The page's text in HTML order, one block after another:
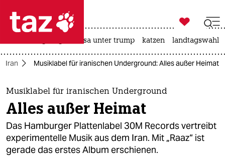
 taz zahl ich
taz zahl ich
themen
politik
öko
gesellschaft

taz zahl ich
usa unter trump katzen landtagswahl
Iran Musiklabel für iranischen Underground: Alles außer Heimat
Musiklabel für iranischen Underground
Alles außer Heimat
Das Hamburger Plattenlabel 30M Records vertreibt
experimentelle Musik aus dem Iran. Mit „Raaz“ ist
gerade das erstes Album erschienen.